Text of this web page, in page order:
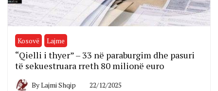
Kosovë Lajme
“Qielli i thyer” – 33 në paraburgim dhe pasuri
të sekuestruara rreth 80 milionë euro
ByLajmi Shqip 22/12/2025